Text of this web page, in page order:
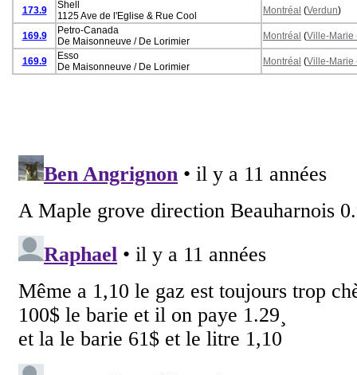
173.9
Shell
1125 Ave de l'Eglise & Rue Cool
Montréal (Verdun)
169.9
Petro-Canada
De Maisonneuve / De Lorimier
Montréal (Ville-Marie
169.9
Esso
De Maisonneuve / De Lorimier
Montréal (Ville-Marie